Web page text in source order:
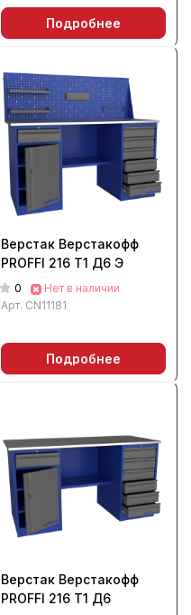
Подробнее
Верстак Верстакофф
PROFFI 216 Т1 Д6 Э
0
Нет в наличии
Арт. CN11181
Подробнее
Верстак Верстакофф
PROFFI 216 Т1 Д6